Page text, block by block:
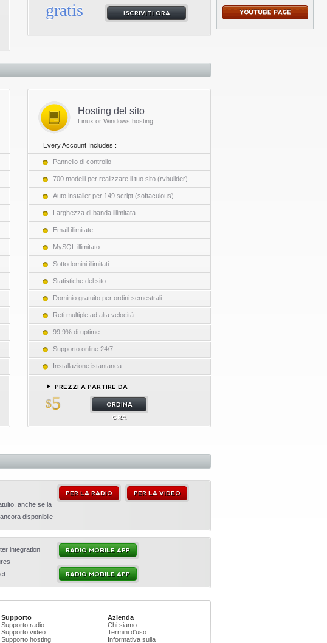
gratis ISCRIVITI ORA
Hosting del sito
Linux or Windows hosting
Every Account Includes :
Pannello di controllo
700 modelli per realizzare il tuo sito (rvbuilder)
Auto installer per 149 script (softaculous)
Larghezza di banda illimitata
Email illimitate
MySQL illimitato
Sottodomini illimitati
Statistiche del sito
Dominio gratuito per ordini semestrali
Reti multiple ad alta velocità
99,9% di uptime
Supporto online 24/7
Installazione istantanea
PREZZI A PARTIRE DA
$5
ORDINA
ORA
anche se la
disponibile
PER LA RADIO PER LA VIDEO
integration
RADIO MOBILE APP
RADIO MOBILE APP
Supporto
Supporto radio
Supporto video
Supporto hosting
Azienda
Chi siamo
Termini d'uso
Informativa sulla